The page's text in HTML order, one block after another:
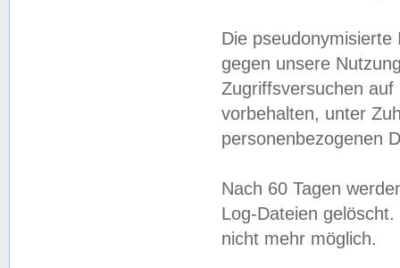
Die
gegen unsere
Zugriffsversuchen
vorbehalten, unter
personenbezogenen
Nach 60 Tagen
Log-Dateien
nicht mehr möglich.